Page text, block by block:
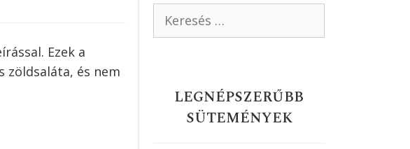
Ezek a
zöldsaláta, és nem
LEGNÉPSZERŰBB
SÜTEMÉNYEK